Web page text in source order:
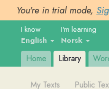
You're in trial mode, Sign In
I know
English
I'm learning
Norsk
Home Library Words